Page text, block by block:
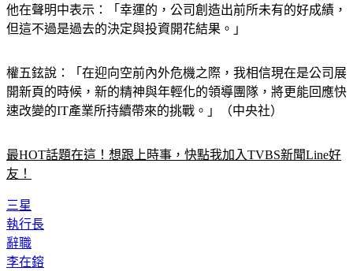
他在聲明中表示：「幸運的，公司創造出前所未有的好成績，
但這不過是過去的決定與投資開花結果。」
權五鉉說：「在迎向空前內外危機之際，我相信現在是公司展
開新頁的時候，新的精神與年輕化的領導團隊，將更能回應快
速改變的IT產業所持續帶來的挑戰。」（中央社）
最HOT話題在這！想跟上時事，快點我加入TVBS新聞Line好
友！
三星
執行長
辭職
李在鎔